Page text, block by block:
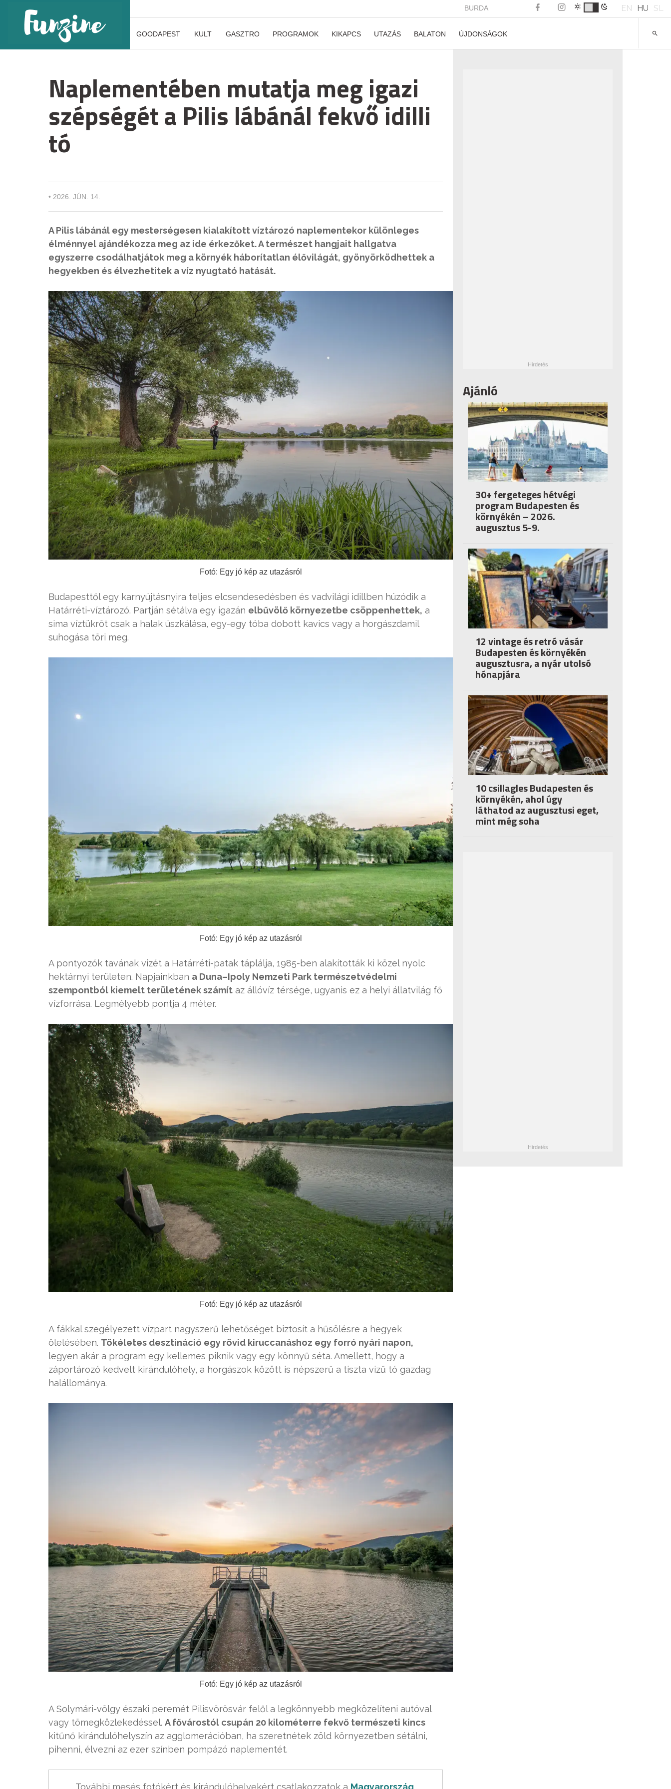
BURDA EN HU SL
GOODAPEST KULT GASZTRO PROGRAMOK KIKAPCS UTAZÁS BALATON ÚJDONSÁGOK
Naplementében mutatja meg igazi
szépségét a Pilis lábánál fekvő idilli
tó
• 2026. JÚN. 14.
A Pilis lábánál egy mesterségesen kialakított víztározó naplementekor különleges
élménnyel ajándékozza meg az ide érkezőket. A természet hangjait hallgatva
egyszerre csodálhatjátok meg a környék háborítatlan élővilágát, gyönyörködhettek a
hegyekben és élvezhetitek a víz nyugtató hatását.
Fotó: Egy jó kép az utazásról
Budapesttől egy karnyújtásnyira teljes elcsendesedésben és vadvilági idillben húzódik a
Határréti-víztározó. Partján sétálva egy igazán elbűvölő környezetbe csöppenhettek, a
sima víztükröt csak a halak úszkálása, egy-egy tóba dobott kavics vagy a horgászdamil
suhogása töri meg.
Fotó: Egy jó kép az utazásról
A pontyozók tavának vizét a Határréti-patak táplálja, 1985-ben alakították ki közel nyolc
hektárnyi területen. Napjainkban a Duna–Ipoly Nemzeti Park természetvédelmi
szempontból kiemelt területének számít az állóvíz térsége, ugyanis ez a helyi állatvilág fő
vízforrása. Legmélyebb pontja 4 méter.
Fotó: Egy jó kép az utazásról
A fákkal szegélyezett vízpart nagyszerű lehetőséget biztosít a hűsölésre a hegyek
ölelésében. Tökéletes desztináció egy rövid kiruccanáshoz egy forró nyári napon,
legyen akár a program egy kellemes piknik vagy egy könnyű séta. Amellett, hogy a
záportározó kedvelt kirándulóhely, a horgászok között is népszerű a tiszta vizű tó gazdag
halállománya.
Fotó: Egy jó kép az utazásról
A Solymári-völgy északi peremét Pilisvörösvár felől a legkönnyebb megközelíteni autóval
vagy tömegközlekedéssel. A fővárostól csupán 20 kilométerre fekvő természeti kincs
kitűnő kirándulóhelyszín az agglomerációban, ha szeretnétek zöld környezetben sétálni,
pihenni, élvezni az ezer színben pompázó naplementét.
További mesés fotókért és kirándulóhelyekért csatlakozzatok a Magyarország
Ajánló
30+ fergeteges hétvégi
program Budapesten és
környékén – 2026.
augusztus 5-9.
12 vintage és retró vásár
Budapesten és környékén
augusztusra, a nyár utolsó
hónapjára
10 csillagles Budapesten és
környékén, ahol úgy
láthatod az augusztusi eget,
mint még soha